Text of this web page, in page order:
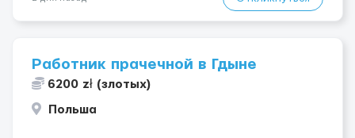
Работник прачечной в Гдыне
6200 zł (злотых)
Польша